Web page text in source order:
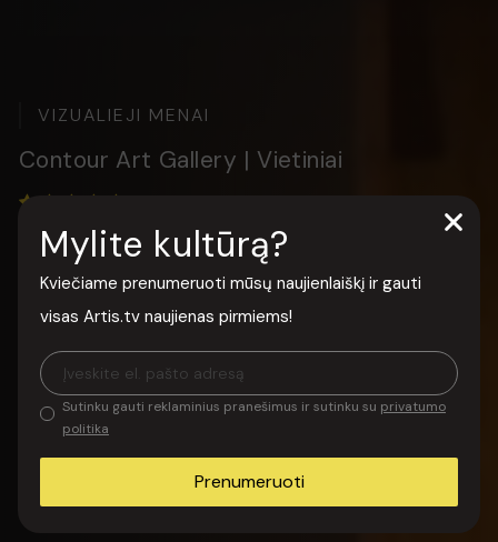
VIZUALIEJI MENAI
Contour Art Gallery | Vietiniai
Sritis: Menai
Kategorija:Vizualieji menai
Žiūrėti Aprašymas
Mylite kultūrą?
Kviečiame prenumeruoti mūsų naujienlaiškį ir gauti
visas Artis.tv naujienas pirmiems!
Sutinku gauti reklaminius pranešimus ir sutinku su privatumo
politika
Prenumeruoti